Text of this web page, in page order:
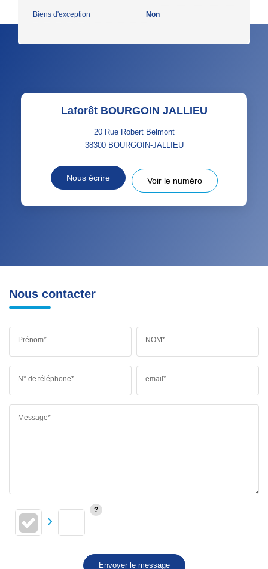
Biens d'exception Non
Laforêt BOURGOIN JALLIEU
20 Rue Robert Belmont
38300 BOURGOIN-JALLIEU
Nous écrire Voir le numéro
Nous contacter
Prénom* NOM*
N° de téléphone* email*
Message*
Envoyer le message